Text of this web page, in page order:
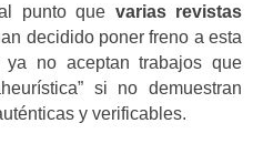
punto que varias revistas
decidido poner freno a esta
no aceptan trabajos que
si no demuestran
y verificables.